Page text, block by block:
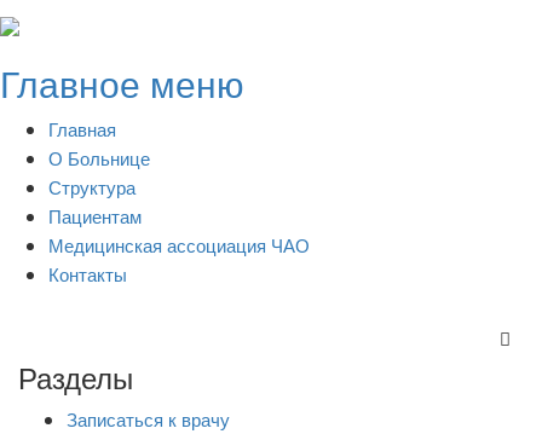
Skip
content
Главное меню
Главная
О Больнице
Структура
Пациентам
Медицинская ассоциация ЧАО
Контакты
Разделы
Записаться к врачу